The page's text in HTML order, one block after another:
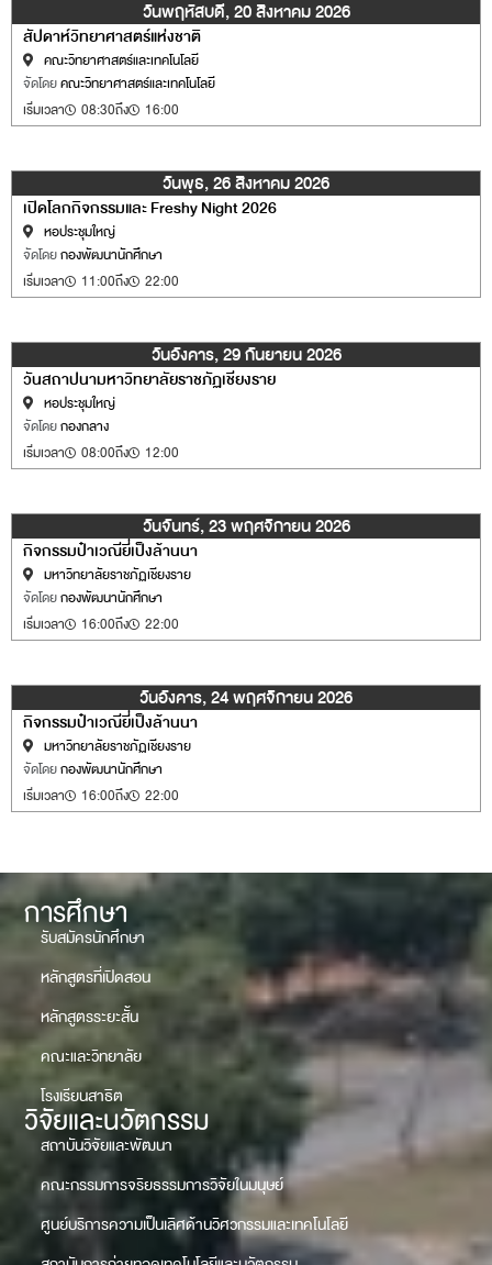
วันพฤหัสบดี, 20 สิงหาคม 2026
สัปดาห์วิทยาศาสตร์แห่งชาติ
คณะวิทยาศาสตร์และเทคโนโลยี
จัดโดยคณะวิทยาศาสตร์และเทคโนโลยี
เริ่มเวลา
08:30ถึง 16:00
วันพุธ, 26 สิงหาคม 2026
เปิดโลกกิจกรรมและ Freshy Night 2026
หอประชุมใหญ่
จัดโดยกองพัฒนานักศึกษา
เริ่มเวลา
11:00ถึง 22:00
วันอังคาร, 29 กันยายน 2026
วันสถาปนามหาวิทยาลัยราชภัฏเชียงราย
หอประชุมใหญ่
จัดโดยกองกลาง
เริ่มเวลา
08:00ถึง 12:00
วันจันทร์, 23 พฤศจิกายน 2026
กิจกรรมป๋าเวณียี่เป็งล้านนา
มหาวิทยาลัยราชภัฏเชียงราย
จัดโดยกองพัฒนานักศึกษา
เริ่มเวลา
16:00ถึง 22:00
วันอังคาร, 24 พฤศจิกายน 2026
กิจกรรมป๋าเวณียี่เป็งล้านนา
มหาวิทยาลัยราชภัฏเชียงราย
จัดโดยกองพัฒนานักศึกษา
เริ่มเวลา
16:00ถึง 22:00
การศึกษา
รับสมัครนักศึกษา
หลักสูตรที่เปิดสอน
หลักสูตรระยะสั้น
คณะและวิทยาลัย
โรงเรียนสาธิต
วิจัยและนวัตกรรม
สถาบันวิจัยและพัฒนา
คณะกรรมการจริยธรรมการวิจัยในมนุษย์
ศูนย์บริการความเป็นเลิศด้านวิศวกรรมและเทคโนโลยี